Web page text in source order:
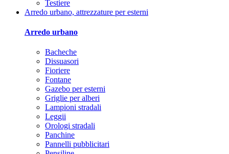
Testiere
Arredo urbano, attrezzature per esterni
Arredo urbano
Bacheche
Dissuasori
Fioriere
Fontane
Gazebo per esterni
Griglie per alberi
Lampioni stradali
Leggii
Orologi stradali
Panchine
Pannelli pubblicitari